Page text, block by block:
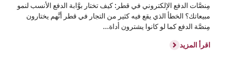
مِنصَّات الدفع الإلكتروني في قطر: كيف تختار بوَّابة الدفع الأنسب لنمو
مبيعاتك؟ الخطأ الذي يقع فيه كثير من التجار في قطر أنَّهم يختارون
مِنصَّة الدفع كما لو كانوا يشترون أداة...
اقرأ المزيد